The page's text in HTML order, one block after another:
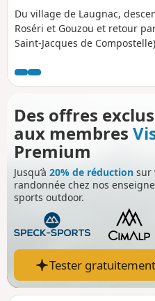
Du village de Laugnac,
Roséri et Gouzou et retour
Saint-Jacques de
Des offres
aux membres
Premium
Jusqu’à 20% de réduction sur
randonnée chez nos
sports outdoor.
Tester gratuitement